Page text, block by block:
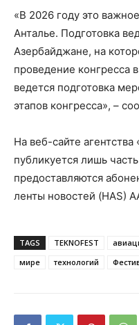
«В 2026 году это
Анталье. Подготовка
Азербайджане, на
проведение конгресса
ведется подготовка
этапов конгресса», –
На веб-сайте
публикуется лишь
предоставляются
ленты новостей (HAS)
TAGS TEKNOFEST
мире
технологий